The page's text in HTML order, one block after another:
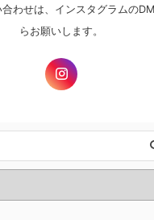
わせは、インスタグラムの
らお願いします。